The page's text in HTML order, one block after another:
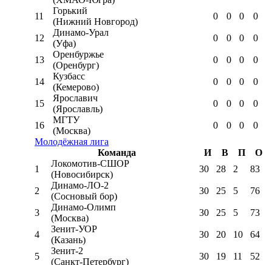
11
Горький
(Нижний Новгород)
0 0 0 0
12
Динамо-Урал
(Уфа)
0 0 0 0
13
Оренбуржье
(Оренбург)
0 0 0 0
14
Кузбасс
(Кемерово)
0 0 0 0
15
Ярославич
(Ярославль)
0 0 0 0
16
МГТУ
(Москва)
0 0 0
0
Молодёжная лига
Команда
И В П
О
1
Локомотив-CШОР
(Новосибирск)
30 28 2 83
2
Динамо-ЛО-2
(Сосновый бор)
30 25 5 76
3
Динамо-Олимп
(Москва)
30 25 5 73
4
Зенит-УОР
(Казань)
30 20 10 64
5
Зенит-2
(Санкт-Петербург)
30 19 11 52